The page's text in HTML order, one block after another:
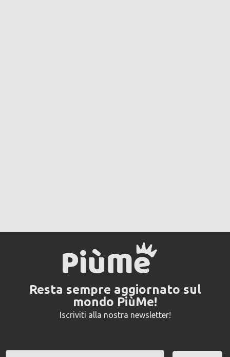
Resta sempre aggiornato sul
mondo PiùMe!
Iscriviti alla nostra newsletter!